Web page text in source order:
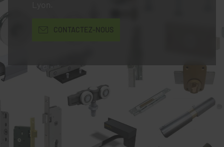
CONTACTEZ-NOUS